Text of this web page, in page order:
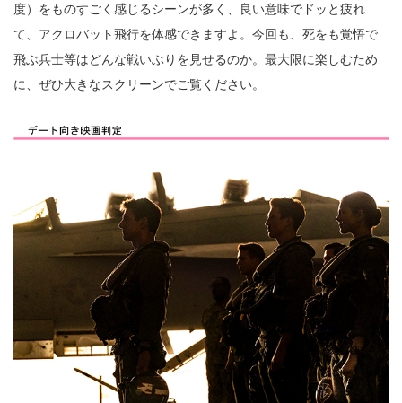
度）をものすごく感じるシーンが多く、良い意味でドッと疲れ
て、アクロバット飛行を体感できますよ。今回も、死をも覚悟で
飛ぶ兵士等はどんな戦いぶりを見せるのか。最大限に楽しむため
に、ぜひ大きなスクリーンでご覧ください。